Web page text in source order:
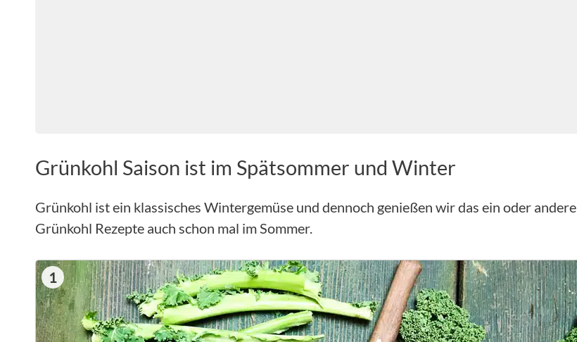
Grünkohl Saison ist im Spätsommer und Winter
Grünkohl ist ein klassisches Wintergemüse und dennoch genießen wir das ein oder andere
Grünkohl Rezepte auch schon mal im Sommer.
1